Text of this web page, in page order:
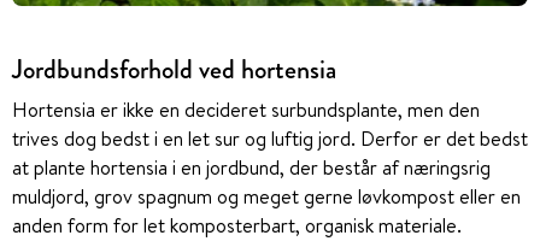
Jordbundsforhold ved hortensia
Hortensia er ikke en decideret surbundsplante, men den
trives dog bedst i en let sur og luftig jord. Derfor er det bedst
at plante hortensia i en jordbund, der består af næringsrig
muldjord, grov spagnum og meget gerne løvkompost eller en
anden form for let komposterbart, organisk materiale.